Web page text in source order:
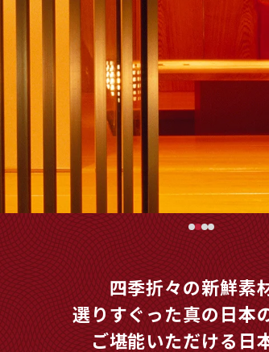
四季折々の新鮮素
選りすぐった真の日本
ご堪能いただける日